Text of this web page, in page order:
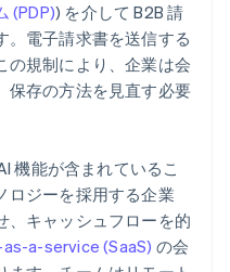
(PDP)) を介して B2B 請
。電子請求書を送信する
の規制により、企業は会
保存の方法を見直す必要
機能が含まれているこ
ロジーを採用する企業
、キャッシュフローを的
a-service (SaaS) の会